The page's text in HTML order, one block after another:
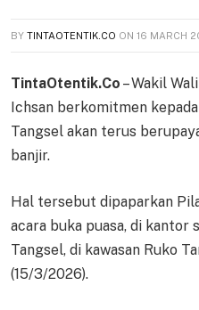
BY TINTAOTENTIK.CO ON 16 MARCH
TintaOtentik.Co – Wakil
Ichsan berkomitmen
Tangsel akan terus
banjir.
Hal tersebut dipaparkan
acara buka puasa, di
Tangsel, di kawasan Ruko
(15/3/2026).